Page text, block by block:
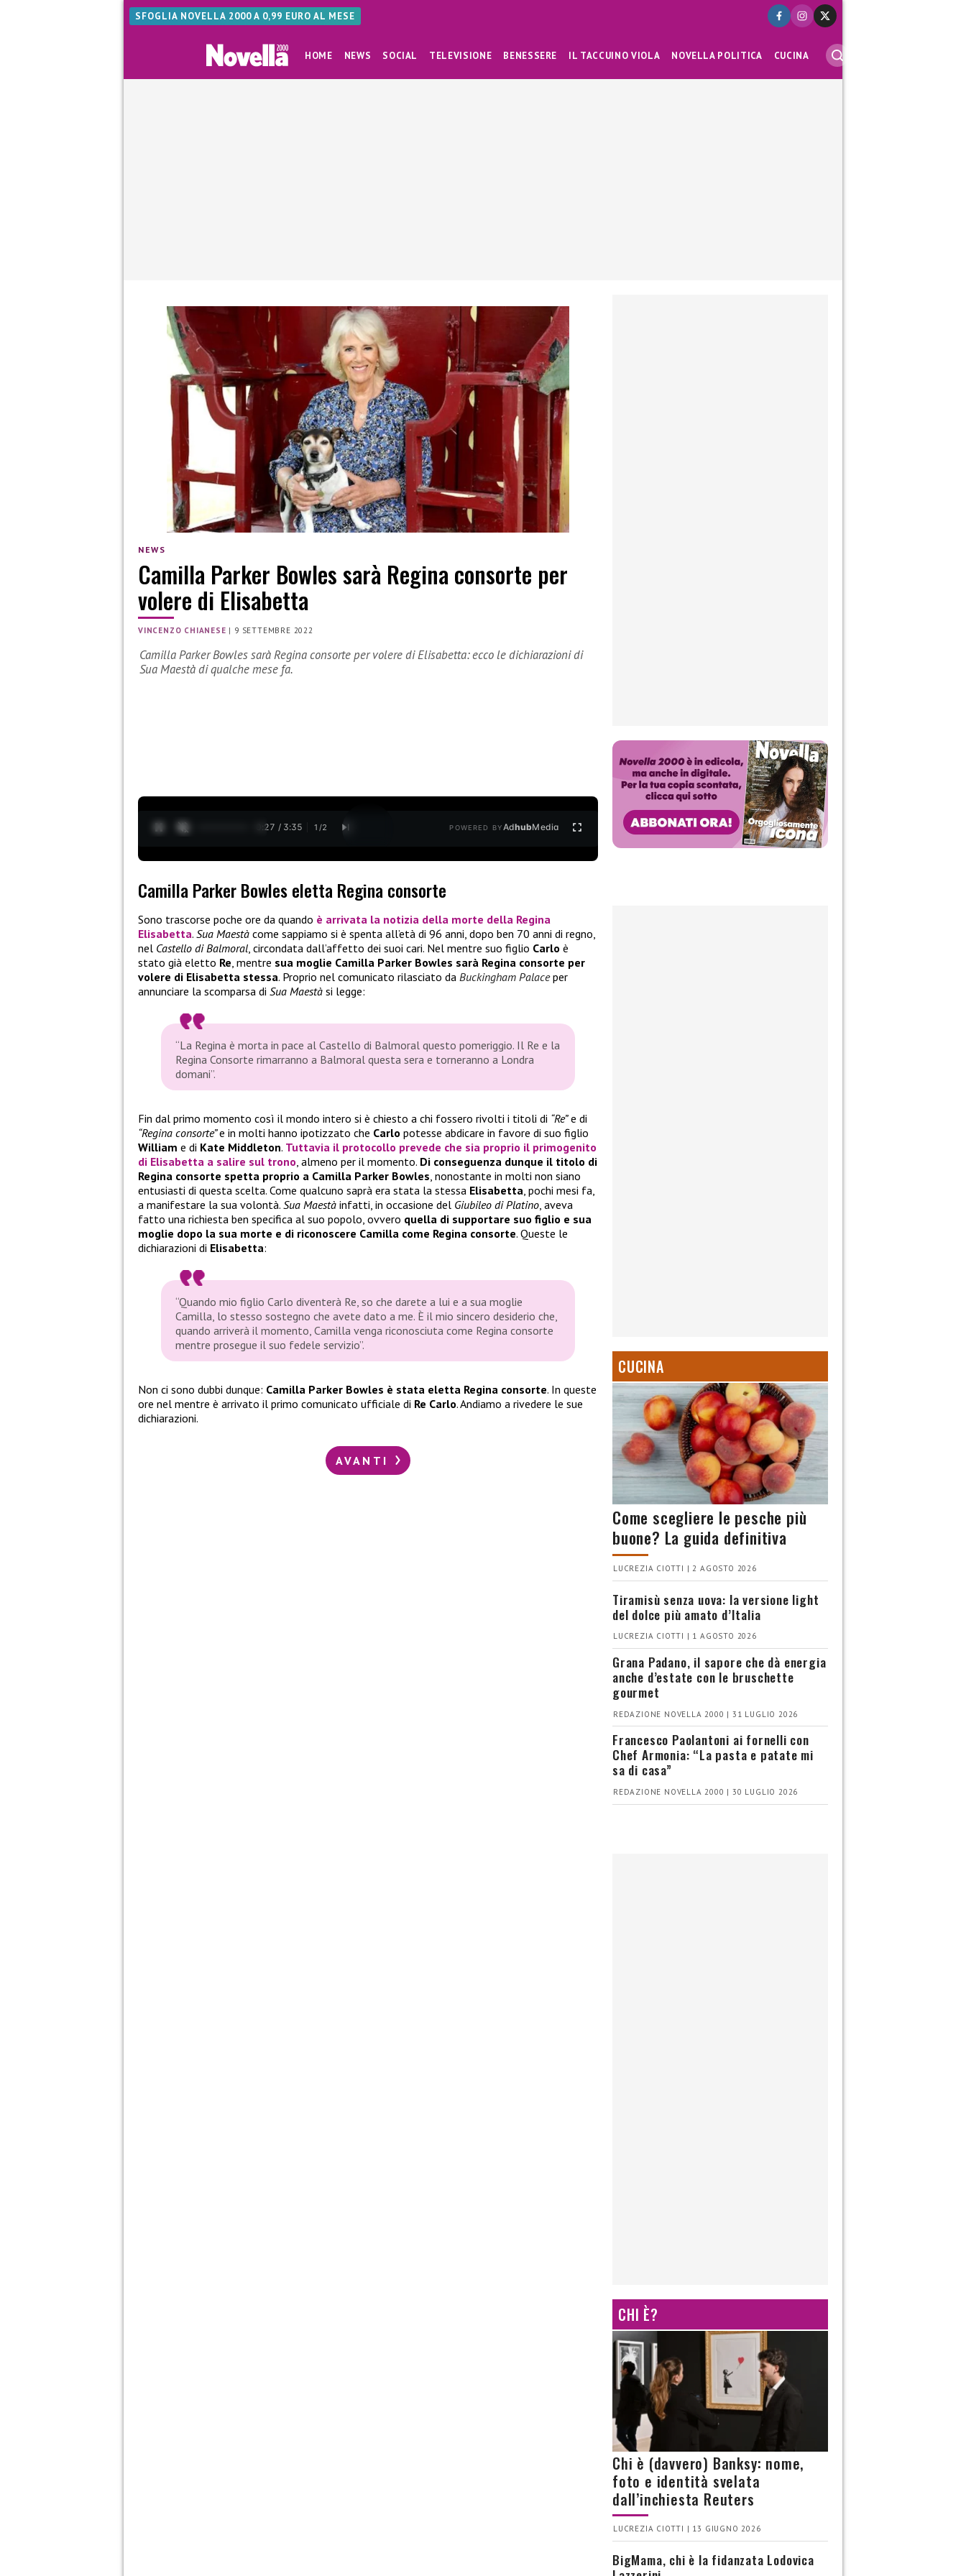
SFOGLIA NOVELLA 2000 A 0,99 EURO AL MESE
HOME NEWS SOCIAL TELEVISIONE BENESSERE IL TACCUINO VIOLA NOVELLA POLITICA CUCINA
NEWS
Camilla Parker Bowles sarà Regina consorte per
volere di Elisabetta
VINCENZO CHIANESE | 9 SETTEMBRE 2022
Camilla Parker Bowles sarà Regina consorte per volere di Elisabetta: ecco le dichiarazioni di
Sua Maestà di qualche mese fa.
0:28 / 3:35 1 /2 POWERED BYAdhubMedia
Camilla Parker Bowles eletta Regina consorte
Sono trascorse poche ore da quando è arrivata la notizia della morte della Regina
Elisabetta. Sua Maestà come sappiamo si è spenta all’età di 96 anni, dopo ben 70 anni di regno,
nel Castello di Balmoral, circondata dall’affetto dei suoi cari. Nel mentre suo figlio Carlo è
stato già eletto Re, mentre sua moglie Camilla Parker Bowles sarà Regina consorte per
volere di Elisabetta stessa. Proprio nel comunicato rilasciato da Buckingham Palaceper
annunciare la scomparsa di Sua Maestà si legge:
“La Regina è morta in pace al Castello di Balmoral questo pomeriggio. Il Re e la
Regina Consorte rimarranno a Balmoral questa sera e torneranno a Londra
domani”.
Fin dal primo momento così il mondo intero si è chiesto a chi fossero rivolti i titoli di “Re”e di
“Regina consorte”e in molti hanno ipotizzato che Carlo potesse abdicare in favore di suo figlio
William e di Kate Middleton. Tuttavia il protocollo prevede che sia proprio il primogenito
di Elisabetta a salire sul trono, almeno per il momento. Di conseguenza dunque il titolo di
Regina consorte spetta proprio a Camilla Parker Bowles, nonostante in molti non siano
entusiasti di questa scelta. Come qualcuno saprà era stata la stessa Elisabetta, pochi mesi fa,
a manifestare la sua volontà. Sua Maestà infatti, in occasione del Giubileo di Platino, aveva
fatto una richiesta ben specifica al suo popolo, ovvero quella di supportare suo figlio e sua
moglie dopo la sua morte e di riconoscere Camilla come Regina consorte. Queste le
dichiarazioni di Elisabetta:
“Quando mio figlio Carlo diventerà Re, so che darete a lui e a sua moglie
Camilla, lo stesso sostegno che avete dato a me. È il mio sincero desiderio che,
quando arriverà il momento, Camilla venga riconosciuta come Regina consorte
mentre prosegue il suo fedele servizio”.
Non ci sono dubbi dunque: Camilla Parker Bowles è stata eletta Regina consorte. In queste
ore nel mentre è arrivato il primo comunicato ufficiale di Re Carlo. Andiamo a rivedere le sue
dichiarazioni.
AVANTI
CUCINA
Come scegliere le pesche più
buone? La guida definitiva
LUCREZIA CIOTTI | 2 AGOSTO 2026
Tiramisù senza uova: la versione light
del dolce più amato d’Italia
LUCREZIA CIOTTI | 1 AGOSTO 2026
Grana Padano, il sapore che dà energia
anche d’estate con le bruschette
gourmet
REDAZIONE NOVELLA 2000 | 31 LUGLIO 2026
Francesco Paolantoni ai fornelli con
Chef Armonia: “La pasta e patate mi
sa di casa”
REDAZIONE NOVELLA 2000 | 30 LUGLIO 2026
CHI È?
Chi è (davvero) Banksy: nome,
foto e identità svelata
dall’inchiesta Reuters
LUCREZIA CIOTTI | 13 GIUGNO 2026
BigMama, chi è la fidanzata Lodovica